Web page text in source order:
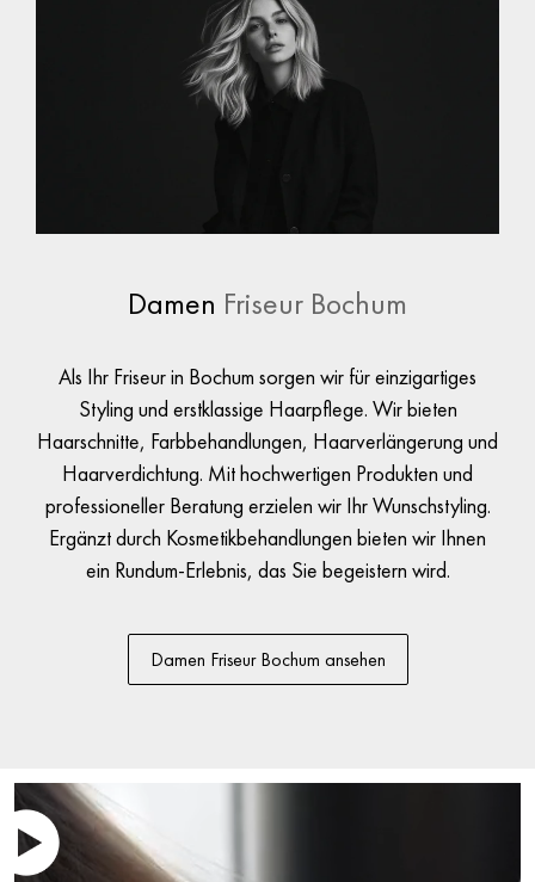
Damen Friseur Bochum
Als Ihr Friseur in Bochum sorgen wir für einzigartiges
Styling und erstklassige Haarpflege. Wir bieten
Haarschnitte, Farbbehandlungen, Haarverlängerung und
Haarverdichtung. Mit hochwertigen Produkten und
professioneller Beratung erzielen wir Ihr Wunschstyling.
Ergänzt durch Kosmetikbehandlungen bieten wir Ihnen
ein Rundum-Erlebnis, das Sie begeistern wird.
Damen Friseur Bochum ansehen
1 / 2